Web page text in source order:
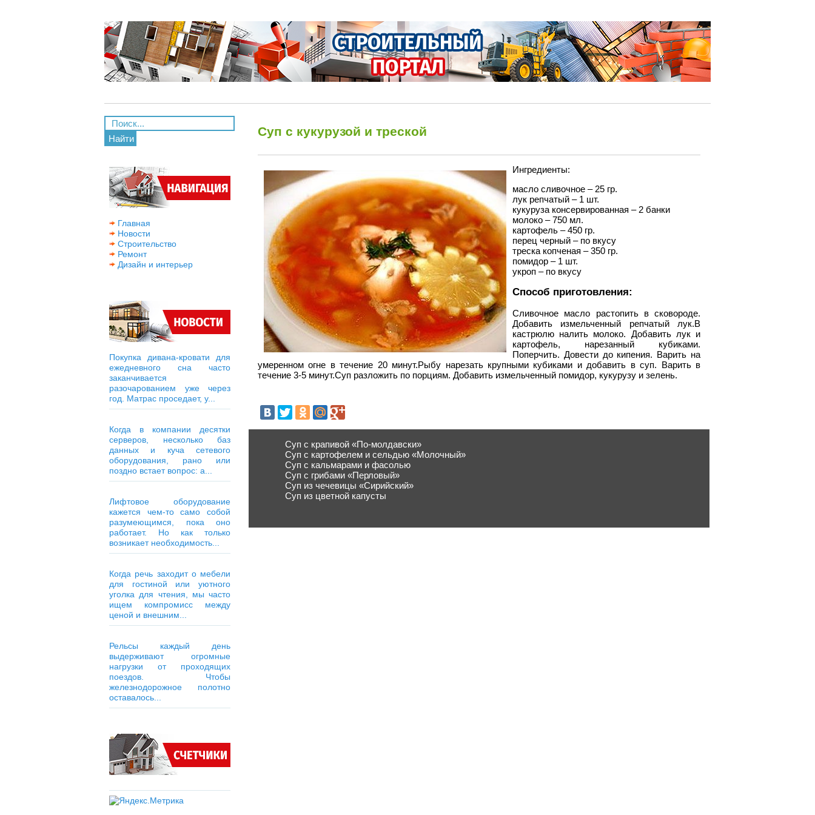
Найти
Главная
Новости
Строительство
Ремонт
Дизайн и интерьер
Покупка дивана-кровати для
ежедневного сна часто
заканчивается
разочарованием уже через
год. Матрас проседает, у...
Когда в компании десятки
серверов, несколько баз
данных и куча сетевого
оборудования, рано или
поздно встает вопрос: а...
Лифтовое оборудование
кажется чем-то само собой
разумеющимся, пока оно
работает. Но как только
возникает необходимость...
Когда речь заходит о мебели
для гостиной или уютного
уголка для чтения, мы часто
ищем компромисс между
ценой и внешним...
Рельсы каждый день
выдерживают огромные
нагрузки от проходящих
поездов. Чтобы
железнодорожное полотно
оставалось...
Суп с кукурузой и треской
Ингредиенты:
масло сливочное – 25 гр.
лук репчатый – 1 шт.
кукуруза консервированная – 2 банки
молоко – 750 мл.
картофель – 450 гр.
перец черный – по вкусу
треска копченая – 350 гр.
помидор – 1 шт.
укроп – по вкусу
Способ приготовления:
Сливочное масло растопить в сковороде.
Добавить измельченный репчатый лук.В
кастрюлю налить молоко. Добавить лук и
картофель, нарезанный кубиками.
Поперчить. Довести до кипения. Варить на
умеренном огне в течение 20 минут.Рыбу нарезать крупными кубиками и добавить в суп. Варить в
течение 3-5 минут.Суп разложить по порциям. Добавить измельченный помидор, кукурузу и зелень.
Суп с крапивой «По-молдавски»
Суп с картофелем и сельдью «Молочный»
Суп с кальмарами и фасолью
Суп с грибами «Перловый»
Суп из чечевицы «Сирийский»
Суп из цветной капусты